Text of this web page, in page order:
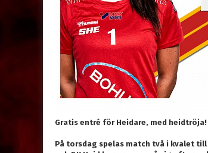
Gratis entré för Heidare, med
På torsdag spelas match två i kvalet